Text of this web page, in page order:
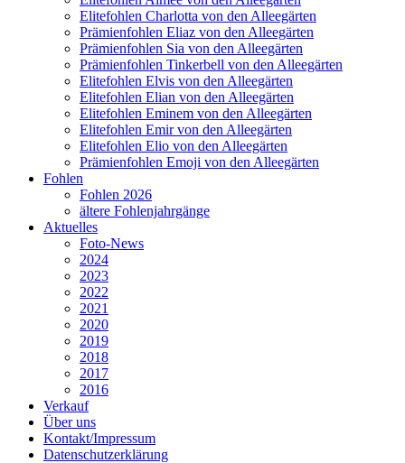
Elitefohlen Charlotta von den Alleegärten
Prämienfohlen Eliaz von den Alleegärten
Prämienfohlen Sia von den Alleegärten
Prämienfohlen Tinkerbell von den Alleegärten
Elitefohlen Elvis von den Alleegärten
Elitefohlen Elian von den Alleegärten
Elitefohlen Eminem von den Alleegärten
Elitefohlen Emir von den Alleegärten
Elitefohlen Elio von den Alleegärten
Prämienfohlen Emoji von den Alleegärten
Fohlen
Fohlen 2026
ältere Fohlenjahrgänge
Aktuelles
Foto-News
2024
2023
2022
2021
2020
2019
2018
2017
2016
Verkauf
Über uns
Kontakt/Impressum
Datenschutzerklärung